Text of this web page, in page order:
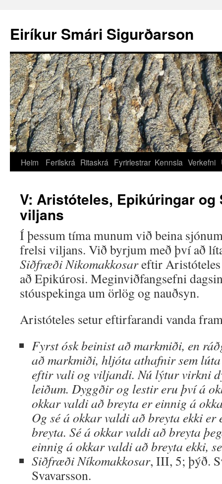
Eiríkur Smári Sigurðarson
Heim Ferilskrá Ritaskrá Fyrirlestrar Kennsla Verkefni
V: Aristóteles, Epikúringar og
viljans
Í þessum tíma munum við beina
frelsi viljans. Við byrjum með því að
Siðfræði Nikomakkosareftir Aristóteles
að Epikúrosi. Meginviðfangsefni
stóuspekinga um örlög og nauðsyn.
Aristóteles setur eftirfarandi vanda
Fyrst ósk beinist að markmiði, en
að markmiði, hljóta athafnir sem
eftir vali og viljandi. Nú lýtur virkni
leiðum. Dyggðir og lestir eru því á
okkar valdi að breyta er einnig á
Og sé á okkar valdi að breyta ekki
breyta. Sé á okkar valdi að breyta
einnig á okkar valdi að breyta ekki,
SiðfræðiNíkomakkosar, III, 5; þýð.
Svavarsson.